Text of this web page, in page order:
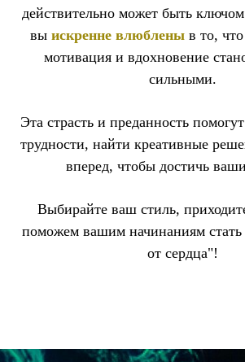
действительно может быть ключом
вы искренне влюблены в то,
мотивация и вдохновение
сильными.
Эта страсть и преданность
трудности, найти креативные
вперед, чтобы достичь
Выбирайте ваш стиль,
поможем вашим начинаниям
от сердца"!